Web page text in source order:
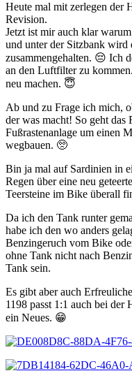
Heute mal mit zerlegen der
Revision.
Jetzt ist mir auch klar
und unter der Sitzbank
zusammengehalten. 😔 Ich
an den Luftfilter zu
neu machen. 😇
Ab und zu Frage ich mich,
der was macht! So geht
Fußrastenanlage um einen
wegbauen. 🥺
Bin ja mal auf Sardinien in
Regen über eine neu
Teersteine im Bike überall
Da ich den Tank runter
habe ich den wo anders
Benzingeruch vom Bike
ohne Tank nicht nach
Tank sein.
Es gibt aber auch
1198 passt 1:1 auch bei
ein Neues. 😁